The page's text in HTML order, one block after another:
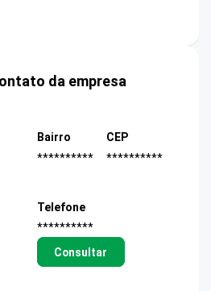
da empresa
Bairro
**********
CEP
**********
Telefone
**********
Consultar